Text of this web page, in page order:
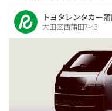
トヨタレンタカー
大田区西蒲田7-43